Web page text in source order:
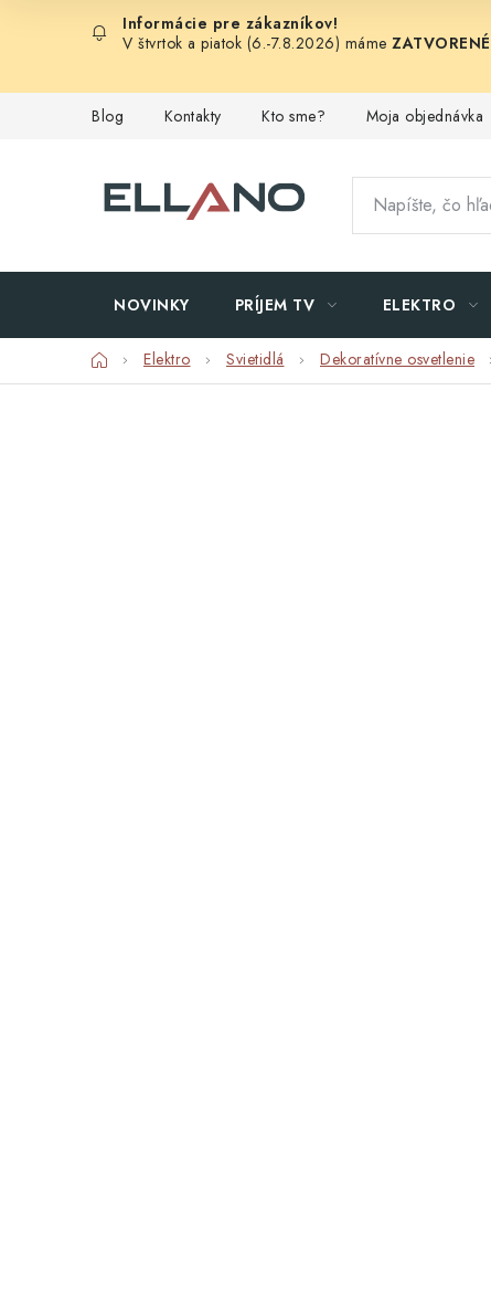
V štvrtok a piatok (6.-7.8.2026) máme ZATVORENÉ
Blog Kontakty Kto sme? Moja objednávka
NOVINKY PRÍJEM TV ELEKTRO
DomovElektro Svietidlá Dekoratívne osvetlenie